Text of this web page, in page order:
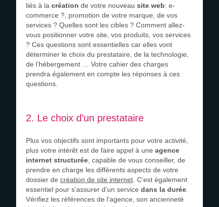
liés à la création de votre nouveau site web: e-
commerce ?, promotion de votre marque, de vos
services ? Quelles sont les cibles ? Comment allez-
vous positionner votre site, vos produits, vos services
? Ces questions sont essentielles car elles vont
déterminer le choix du prestataire, de la technologie,
de l’hébergement … Votre cahier des charges
prendra également en compte les réponses à ces
questions.
2. Le choix d’un prestataire
Plus vos objectifs sont importants pour votre activité,
plus votre intérêt est de faire appel à une agence
internet structurée , capable de vous conseiller, de
prendre en charge les différents aspects de votre
dossier de création de site internet . C’est également
essentiel pour s’assurer d’un service dans la durée
Vérifiez les références de l’agence, son ancienneté